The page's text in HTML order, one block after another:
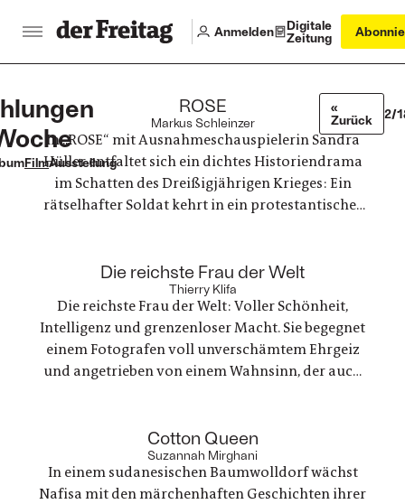
Anmelden
Digitale
Zeitung
FilmAusstellung
ROSE
:
Markus Schleinzer
In „ROSE“ mit Ausnahmeschauspielerin Sandra
Hüller entfaltet sich ein dichtes Historiendrama
im Schatten des Dreißigjährigen Krieges: Ein
rätselhafter Soldat kehrt in ein protestantisches
Geschlecht kämpft er um Zugehörigkeit – und
setzt alles aufs Spiel
Die reichste Frau der Welt
Thierry Klifa
Die reichste Frau der Welt: Voller Schönheit,
Intelligenz und grenzenloser Macht. Sie begegnet
einem Fotografen voll unverschämtem Ehrgeiz
und angetrieben von einem Wahnsinn, der auch
den Machtstrukturen dieser Familie und ihrem
großen Luxus
Cotton Queen
Suzannah Mirghani
In einem sudanesischen Baumwolldorf wächst
Nafisa mit den märchenhaften Geschichten ihrer
«
Zurück
2/